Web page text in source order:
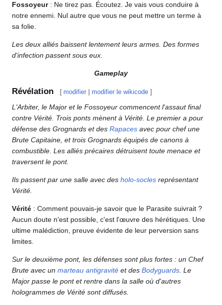
Fossoyeur: Ne tirez pas. Écoutez. Je vais vous conduire à
notre ennemi. Nul autre que vous ne peut mettre un terme à
sa folie.
Les deux alliés baissent lentement leurs armes. Des formes
d'infection passent sous eux.
Gameplay
Révélation [ modifier |modifier le wikicode ]
L'Arbiter, le Major et le Fossoyeur commencent l'assaut final
contre Vérité. Trois ponts mènent à Vérité. Le premier a pour
défense des Grognards et des Rapaces avec pour chef une
Brute Capitaine, et trois Grognards équipés de canons à
combustible. Les alliés précaires détruisent toute menace et
traversent le pont.
Ils passent par une salle avec des holo-socles représentant
Vérité.
Vérité : Comment pouvais-je savoir que le Parasite suivrait ?
Aucun doute n'est possible, c'est l'œuvre des hérétiques. Une
ultime malédiction, preuve évidente de leur perversion sans
limites.
Sur le deuxième pont, les défenses sont plus fortes : un Chef
Brute avec un marteau antigravité et des Bodyguards . Le
Major passe le pont et rentre dans la salle où d'autres
hologrammes de Vérité sont diffusés.